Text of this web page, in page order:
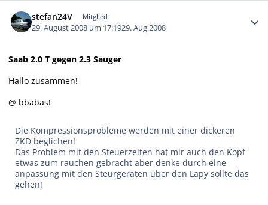
stefan24V Mitglied
29. August 2008 um 17:1929. Aug 2008
Saab 2.0 T gegen 2.3 Sauger
Hallo zusammen!
@ bbabas!
Die Kompressionsprobleme werden mit einer dickeren
ZKD beglichen!
Das Problem mit den Steuerzeiten hat mir auch den Kopf
etwas zum rauchen gebracht aber denke durch eine
anpassung mit den Steurgeräten über den Lapy sollte das
gehen!